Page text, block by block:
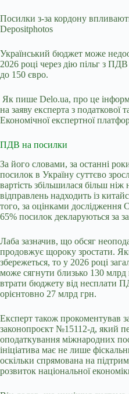
Посилки з-за кордону
Depositphotos
Український бюджет може
2026 році через дію пільг з
до 150 євро.
Як пише Delo.ua, про це
на заяву експерта з податкової
Економічної експертної
ПДВ на посилки
За його словами, за останні
посилок в Україну суттєво
вартість збільшилася більш
відправлень надходить із
того, за оцінками дослідження
65% посилок декларуються за
Лаба зазначив, що обсяг
продовжує щороку зростати.
збережеться, то у 2026 році
може сягнути близько 130 млрд
втрати бюджету від несплати
орієнтовно 27 млрд грн.
Експерт також прокоментував
законопроєкт №15112-д, який
оподаткування міжнародних
ініціатива має не лише
оскільки спрямована на
розвиток національної